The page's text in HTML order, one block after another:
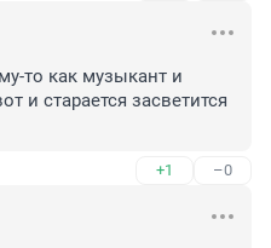
то как музыкант и
и старается засветится
+1 –0